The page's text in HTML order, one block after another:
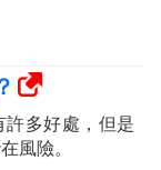
許多好處，但是
風險。